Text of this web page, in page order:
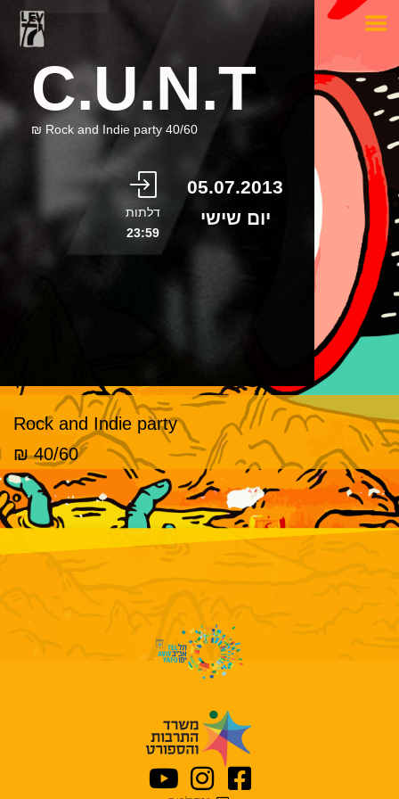
C.U.N.T
Rock and Indie party 40/60 ₪
05.07.2013
יום שישי
דלתות
23:59
Rock and Indie party
40/60 ₪